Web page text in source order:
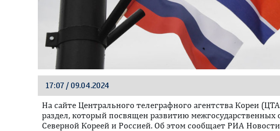
17:07 / 09.04.2024
На сайте Центрального телеграфного агентства Кореи
раздел, который посвящен развитию
Северной Кореей и Россией. Об этом сообщает РИА